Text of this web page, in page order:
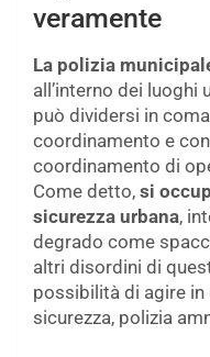
veramente
La polizia
all’interno dei luoghi
può dividersi in
coordinamento e
coordinamento di
Come detto, si
sicurezza urbana,
degrado come
altri disordini di
possibilità di agire
sicurezza, polizia